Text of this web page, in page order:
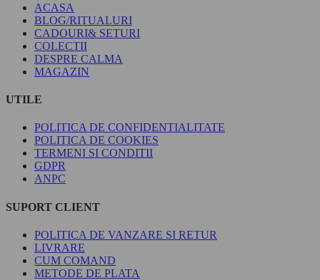
ACASA
BLOG/RITUALURI
CADOURI& SETURI
COLECTII
DESPRE CALMA
MAGAZIN
UTILE
POLITICA DE CONFIDENTIALITATE
POLITICA DE COOKIES
TERMENI SI CONDITII
GDPR
ANPC
SUPORT CLIENT
POLITICA DE VANZARE SI RETUR
LIVRARE
CUM COMAND
METODE DE PLATA